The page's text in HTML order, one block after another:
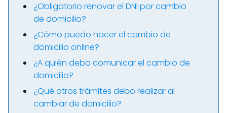
¿Obligatorio renovar el DNI por cambio
de domicilio?
¿Cómo puedo hacer el cambio de
domicilio online?
¿A quién debo comunicar el cambio de
domicilio?
¿Qué otros trámites debo realizar al
cambiar de domicilio?